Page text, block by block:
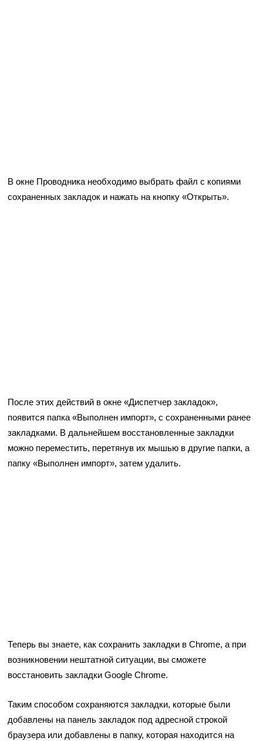
В окне Проводника необходимо выбрать файл с копиями
сохраненных закладок и нажать на кнопку «Открыть».
После этих действий в окне «Диспетчер закладок»,
появится папка «Выполнен импорт», с сохраненными ранее
закладками. В дальнейшем восстановленные закладки
можно переместить, перетянув их мышью в другие папки, а
папку «Выполнен импорт», затем удалить.
Теперь вы знаете, как сохранить закладки в Chrome, а при
возникновении нештатной ситуации, вы сможете
восстановить закладки Google Chrome.
Таким способом сохраняются закладки, которые были
добавлены на панель закладок под адресной строкой
браузера или добавлены в папку, которая находится на